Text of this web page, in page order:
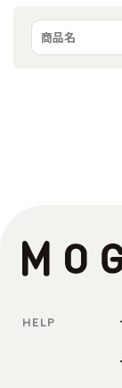
HELP